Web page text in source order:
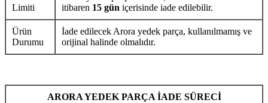
Limiti
itibaren 15 gün içerisinde iade edilebilir.
Ürün
Durumu
İade edilecek Arora yedek parça, kullanılmamış ve
orijinal halinde olmalıdır.
ARORA YEDEK PARÇA İADE SÜRECİ